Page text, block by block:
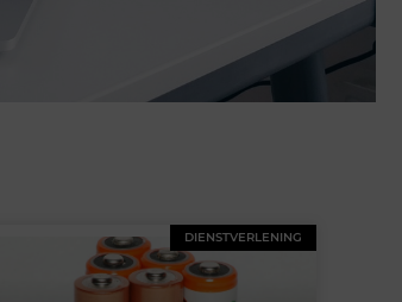
DIENSTVERLENING